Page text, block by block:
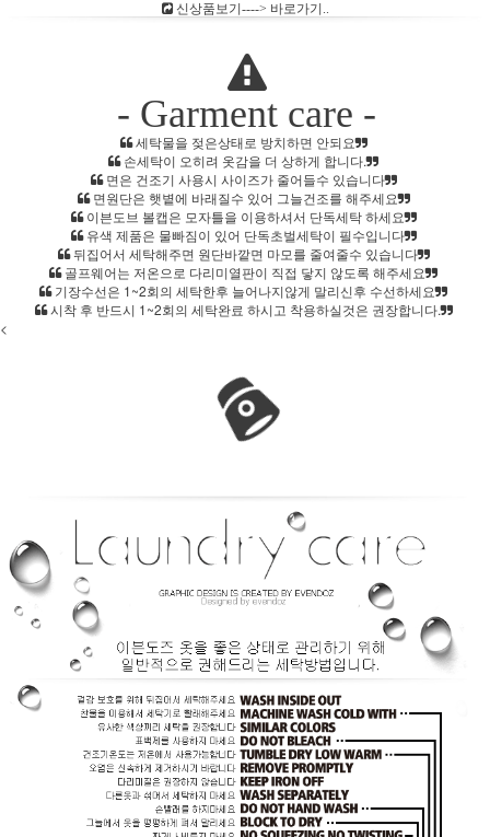
신상품보기----> 바로가기..
- Garment care -
세탁물을 젖은상태로 방치하면 안되요
손세탁이 오히려 옷감을 더 상하게 합니다.
면은 건조기 사용시 사이즈가 줄어들수 있습니다
면원단은 햇볕에 바래질수 있어 그늘건조를 해주세요
이븐도브 볼캡은 모자틀을 이용하셔서 단독세탁 하세요
유색 제품은 물빠짐이 있어 단독초벌세탁이 필수입니다
뒤집어서 세탁해주면 원단바깥면 마모를 줄여줄수 있습니다
골프웨어는 저온으로 다리미열판이 직접 닿지 않도록 해주세요
기장수선은 1~2회의 세탁한후 늘어나지않게 말리신후 수선하세요
시착 후 반드시 1~2회의 세탁완료 하시고 착용하실것은 권장합니다.
<